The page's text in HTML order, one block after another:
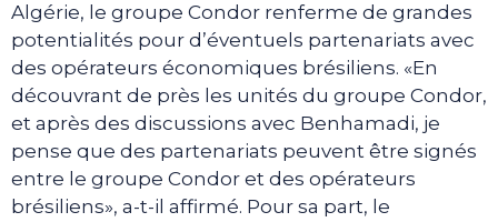
Algérie, le groupe Condor renferme de grandes
potentialités pour d’éventuels partenariats avec
des opérateurs économiques brésiliens. «En
découvrant de près les unités du groupe Condor,
et après des discussions avec Benhamadi, je
pense que des partenariats peuvent être signés
entre le groupe Condor et des opérateurs
brésiliens», a-t-il affirmé. Pour sa part, le